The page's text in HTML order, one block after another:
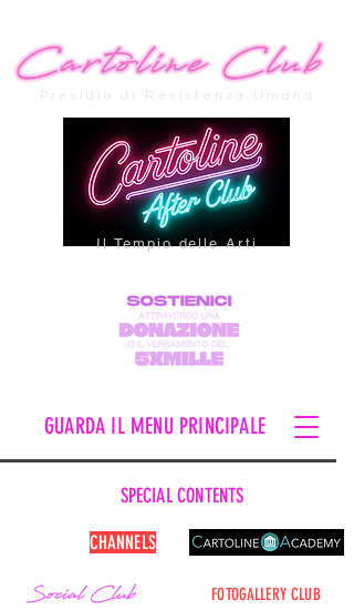
Presidio di Resistenza Umana
Il Tempio delle Arti
FOTOGALLERY CLUB
CHANNELS
GUARDA IL MENU PRINCIPALE
SPECIAL CONTENTS